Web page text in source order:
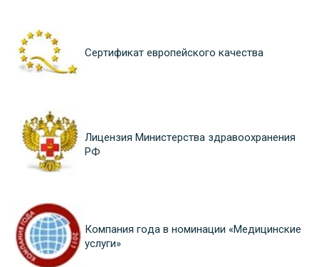
Сертификат европейского качества
Лицензия Министерства здравоохранения
РФ
Компания года в номинации «Медицинские
услуги»